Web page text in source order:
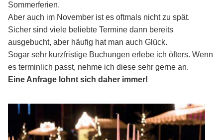
Sommerferien.
Aber auch im November ist es oftmals nicht zu spät.
Sicher sind viele beliebte Termine dann bereits
ausgebucht, aber häufig hat man auch Glück.
Sogar sehr kurzfristige Buchungen erlebe ich öfters. Wenn
es terminlich passt, nehme ich diese sehr gerne an.
Eine Anfrage lohnt sich daher immer!